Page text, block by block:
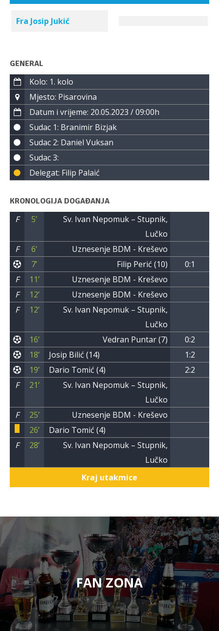
Fra Josip Jukić
GENERAL
Kolo: 1. kolo
Mjesto: Pisarovina
Datum i vrijeme: 20.05.2023 / 09:00h
Sudac 1: Branimir Bizjak
Sudac 2: Daniel Vuksan
Sudac 3:
Delegat: Filip Palaić
KRONOLOGIJA DOGAĐANJA
F 5’
Sv. Ivan Nepomuk – Stupnik,
Lučko
F
6’
Uznesenje BDM - Kreševo
7’
Filip Perić (10)
0:1
F
11’
Uznesenje BDM - Kreševo
F
12’
Uznesenje BDM - Kreševo
F
12’
Sv. Ivan Nepomuk – Stupnik,
Lučko
16’
Vedran Puntar (7)
0:2
18’
Josip Bilić (14)
1:2
19’
Dario Tomić (4)
2:2
F
21’
Sv. Ivan Nepomuk – Stupnik,
Lučko
F
25’
Uznesenje BDM - Kreševo
26’
Dario Tomić (4)
F
28’
Sv. Ivan Nepomuk – Stupnik,
Lučko
Kraj utakmice
FAN ZONA